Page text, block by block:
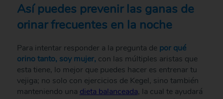
Así puedes prevenir las ganas de
orinar frecuentes en la noche
Para intentar responder a la pregunta de por qué
orino tanto, soy mujer, con las múltiples aristas que
esta tiene, lo mejor que puedes hacer es entrenar tu
vejiga; no solo con ejercicios de Kegel, sino también
manteniendo una dieta balanceada, la cual te ayudará